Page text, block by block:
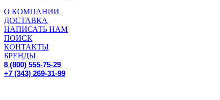
О КОМПАНИИ
ДОСТАВКА
НАПИСАТЬ НАМ
ПОИСК
КОНТАКТЫ
БРЕНДЫ
8 (800) 555-75-29
+7 (343) 269-31-99